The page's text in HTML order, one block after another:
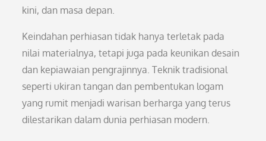
kini, dan masa depan.
Keindahan perhiasan tidak hanya terletak pada
nilai materialnya, tetapi juga pada keunikan desain
dan kepiawaian pengrajinnya. Teknik tradisional
seperti ukiran tangan dan pembentukan logam
yang rumit menjadi warisan berharga yang terus
dilestarikan dalam dunia perhiasan modern.